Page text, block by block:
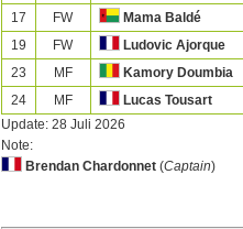
17
FW
Mama Baldé
19
FW
Ludovic Ajorque
23
MF
Kamory Doumbia
24
MF Lucas Tousart
Update: 28 Juli 2026
Note:
Brendan Chardonnet(Captain)